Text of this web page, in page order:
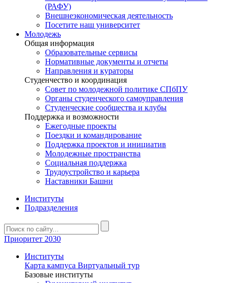
(РАФУ)
Внешнеэкономическая деятельность
Посетите наш университет
Молодежь
Общая информация
Образовательные сервисы
Нормативные документы и отчеты
Направления и кураторы
Студенчество и координация
Совет по молодежной политике СПбПУ
Органы студенческого самоуправления
Студенческие сообщества и клубы
Поддержка и возможности
Ежегодные проекты
Поездки и командирование
Поддержка проектов и инициатив
Молодежные пространства
Социальная поддержка
Трудоустройство и карьера
Наставники Башни
Институты
Подразделения
Приоритет 2030
Институты
Карта кампуса Виртуальный тур
Базовые институты